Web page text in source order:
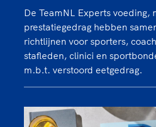
De TeamNL Experts voeding,
prestatiegedrag hebben
richtlijnen voor sporters,
stafleden, clinici en
m.b.t. verstoord eetgedrag.